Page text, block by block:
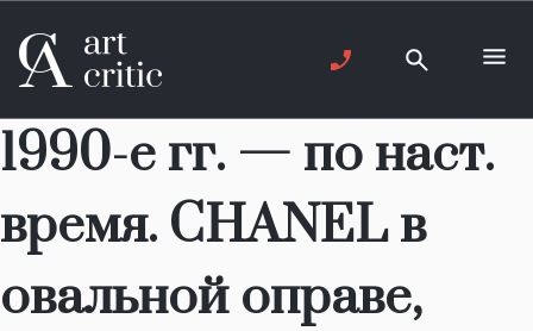
1990-е гг. — по наст.
время. CHANEL в
овальной оправе,